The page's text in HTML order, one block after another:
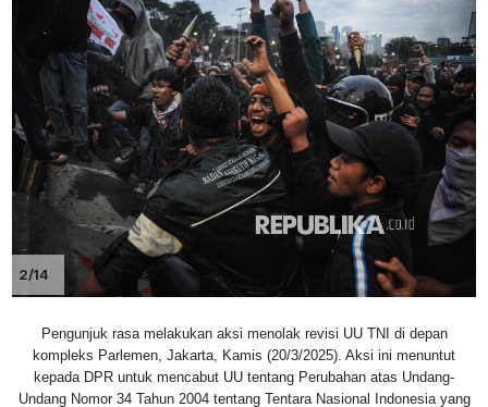
2/14
Pengunjuk rasa melakukan aksi menolak revisi UU TNI di depan
kompleks Parlemen, Jakarta, Kamis (20/3/2025). Aksi ini menuntut
kepada DPR untuk mencabut UU tentang Perubahan atas Undang-
Undang Nomor 34 Tahun 2004 tentang Tentara Nasional Indonesia yang